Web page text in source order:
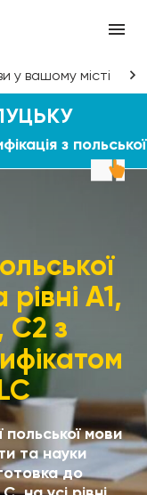
у вашому місті
з
А1,
С2 з
польської мови
та науки
до